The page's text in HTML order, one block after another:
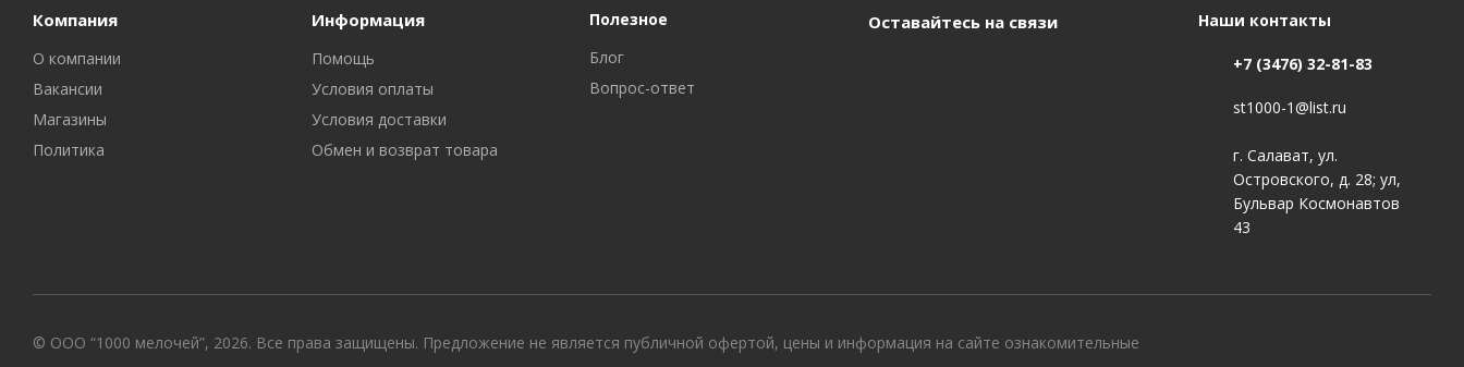
Компания
О компании
Вакансии
Магазины
Политика
Информация
Помощь
Условия оплаты
Условия доставки
Обмен и возврат товара
Полезное
Блог
Вопрос-ответ
Оставайтесь на связи Наши контакты
+7 (3476) 32-81-83
st1000-1@list.ru
г. Салават, ул.
Островского, д. 28; ул,
Бульвар Космонавтов
43
© ООО “1000 мелочей”, 2026. Все права защищены. Предложение не является публичной офертой, цены и информация на сайте ознакомительные